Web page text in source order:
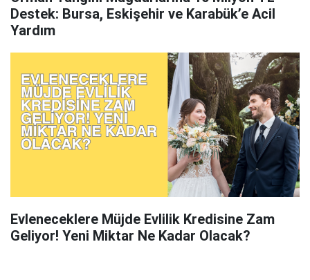
Destek: Bursa, Eskişehir ve Karabük’e Acil
Yardım
Evleneceklere Müjde Evlilik Kredisine Zam
Geliyor! Yeni Miktar Ne Kadar Olacak?